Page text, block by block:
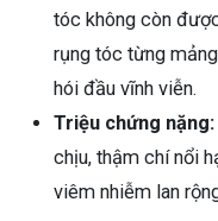
tóc không còn
rụng tóc từng
hói đầu vĩnh viễn.
Triệu chứng nặng:
chịu, thậm chí nổi
viêm nhiễm lan